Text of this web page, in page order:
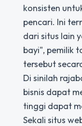
konsisten
pencari. Ini
dari situs lain
bayi", pemilik
tersebut
Di sinilah
bisnis dapat
tinggi dapat
Sekali situs